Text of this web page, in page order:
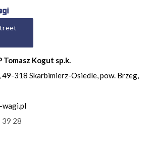
Tomasz Kogut sp.k.
49-318 Skarbimierz-Osiedle, pow. Brzeg,
wagi.pl
39 28